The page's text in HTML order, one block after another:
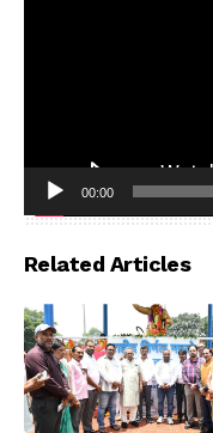
Player
00:00
Related Articles